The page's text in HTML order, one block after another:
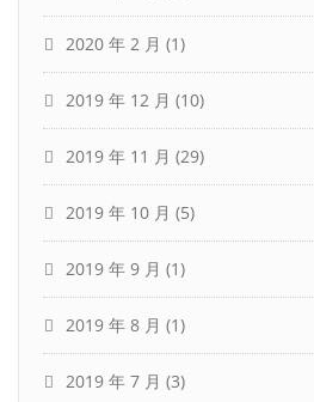
2020 年 2 月 (1)
2019 年 12 月 (10)
2019 年 11 月 (29)
2019 年 10 月 (5)
2019 年 9 月 (1)
2019 年 8 月 (1)
2019 年 7 月 (3)